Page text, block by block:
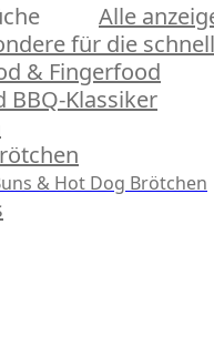
Alle
für die
& Fingerfood
BBQ-Klassiker
& Hot Dog Brötchen